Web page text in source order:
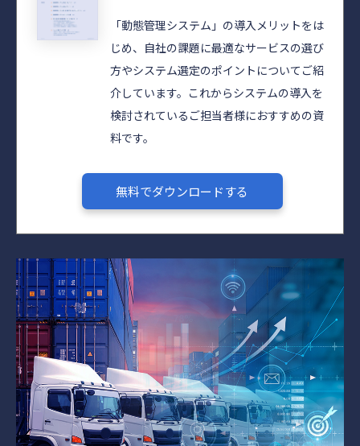
「動態管理システム」の導入メリットをは
じめ、自社の課題に最適なサービスの選び
方やシステム選定のポイントについてご紹
介しています。これからシステムの導入を
検討されているご担当者様におすすめの資
料です。
無料でダウンロードする